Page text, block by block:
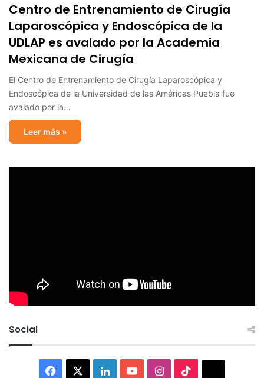
Centro de Entrenamiento de Cirugía
Laparoscópica y Endoscópica de la
UDLAP es avalado por la Academia
Mexicana de Cirugía
El Centro de Entrenamiento de Cirugía Laparoscópica y
Endoscópica de la Universidad de las Américas Puebla fue
avalado por la…
Leer más »
Social
Facebook LinkedInYouTubeInstagram